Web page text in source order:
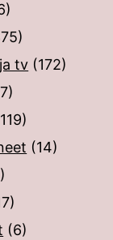
tv (172)
(14)
(6)